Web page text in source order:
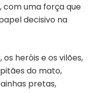
com uma força que
decisivo na
heróis e os vilões,
do mato,
pretas,